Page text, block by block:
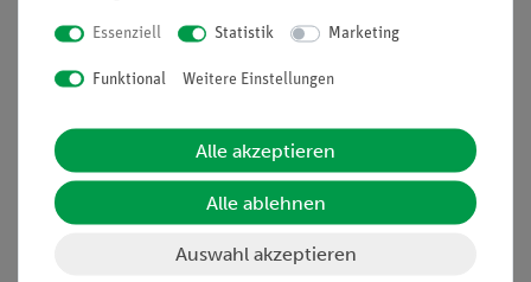
Daten
Heizung: 230 V; 600 W.
Maximaltemperatur: 300°C.
Gehäusemaße (mm): ca. 153 x 153 x 325.
Gewicht: ca. 2 kg.
Essenziell Statistik Marketing
Funktional Weitere Einstellungen
Alle akzeptieren
Alle ablehnen
Auswahl akzeptieren